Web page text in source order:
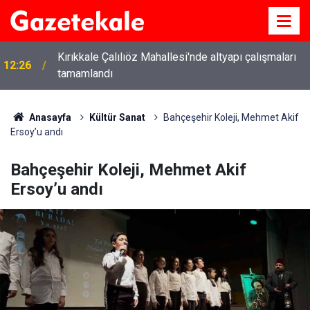
12:26
Kırıkkale Çalılıöz Mahallesi'nde altyapı çalışmaları
tamamlandı
Anasayfa Kültür Sanat
Bahçeşehir Koleji, Mehmet Akif
Ersoy’u andı
Bahçeşehir Koleji, Mehmet Akif
Ersoy’u andı